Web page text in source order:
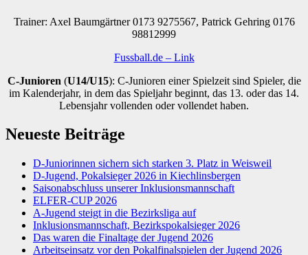
Trainer: Axel Baumgärtner 0173 9275567, Patrick Gehring 0176
98812999
Fussball.de – Link
C-Junioren (U14/U15): C-Junioren einer Spielzeit sind Spieler, die
im Kalenderjahr, in dem das Spieljahr beginnt, das 13. oder das 14.
Lebensjahr vollenden oder vollendet haben.
Neueste Beiträge
D-Juniorinnen sichern sich starken 3. Platz in Weisweil
D-Jugend, Pokalsieger 2026 in Kiechlinsbergen
Saisonabschluss unserer Inklusionsmannschaft
ELFER-CUP 2026
A-Jugend steigt in die Bezirksliga auf
Inklusionsmannschaft, Bezirkspokalsieger 2026
Das waren die Finaltage der Jugend 2026
Arbeitseinsatz vor den Pokalfinalspielen der Jugend 2026